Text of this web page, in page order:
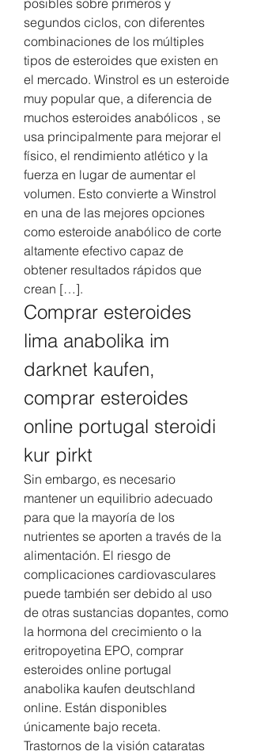
segundos ciclos, con diferentes
combinaciones de los múltiples
tipos de esteroides que existen en
el mercado. Winstrol es un esteroide
muy popular que, a diferencia de
muchos esteroides anabólicos , se
usa principalmente para mejorar el
físico, el rendimiento atlético y la
fuerza en lugar de aumentar el
volumen. Esto convierte a Winstrol
en una de las mejores opciones
como esteroide anabólico de corte
altamente efectivo capaz de
obtener resultados rápidos que
crean […].
Comprar esteroides
lima anabolika im
darknet kaufen,
comprar esteroides
online portugal steroidi
kur pirkt
Sin embargo, es necesario
mantener un equilibrio adecuado
para que la mayoría de los
nutrientes se aporten a través de la
alimentación. El riesgo de
complicaciones cardiovasculares
puede también ser debido al uso
de otras sustancias dopantes, como
la hormona del crecimiento o la
eritropoyetina EPO, comprar
esteroides online portugal
anabolika kaufen deutschland
online. Están disponibles
únicamente bajo receta.
Trastornos de la visión cataratas